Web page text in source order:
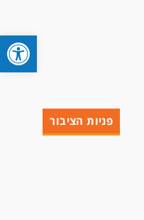
פניות הציבור
פתח